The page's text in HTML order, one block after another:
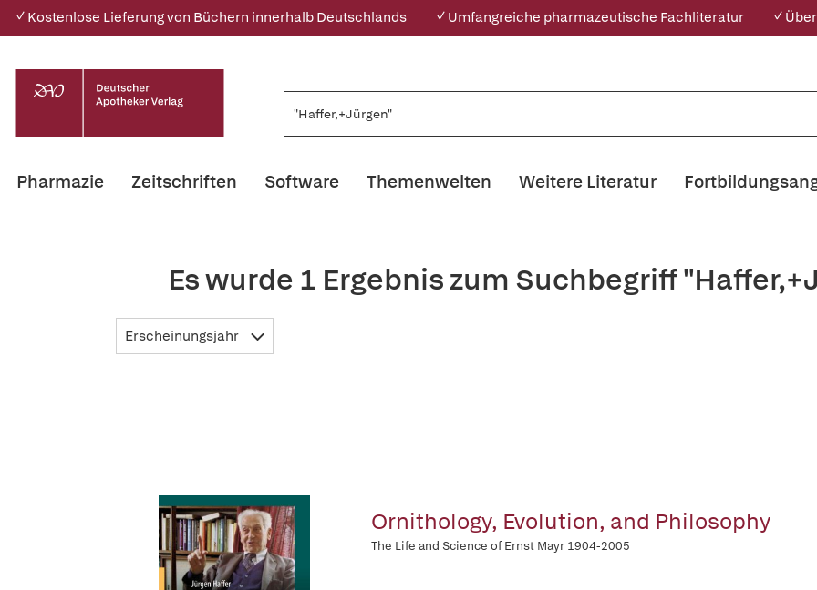
✓ Kostenlose Lieferung von Büchern innerhalb Deutschlands ✓ Umfangreiche pharmazeutische Fachliteratur ✓
Pharmazie Zeitschriften Software Themenwelten Weitere Literatur
Es wurde 1 Ergebnis zum Suchbegriff
Erscheinungsjahr
Ornithology, Evolution, and Philosophy
The Life and Science of Ernst Mayr 1904-2005